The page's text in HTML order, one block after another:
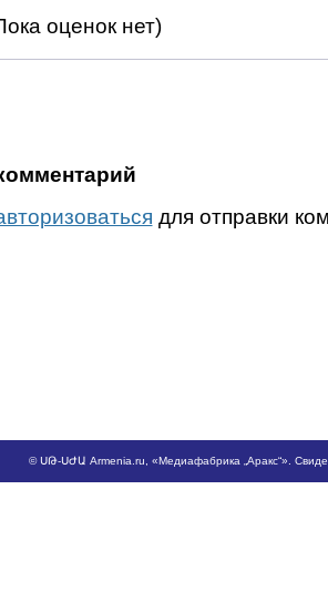
оценок нет)
для отправки
©ՍԹ-ՍԺԱ Armenia.ru , «Медиафабрика „Аракс“».